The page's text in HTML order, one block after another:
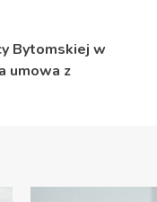
Bytomskiej w
umowa z